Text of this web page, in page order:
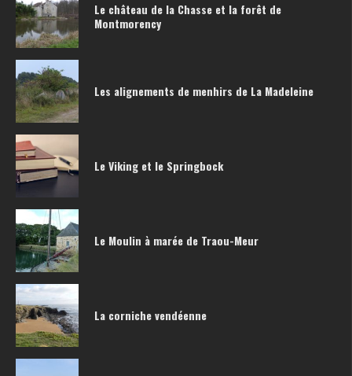
Le château de la Chasse et la forêt de
Montmorency
Les alignements de menhirs de La Madeleine
Le Viking et le Springbock
Le Moulin à marée de Traou-Meur
La corniche vendéenne